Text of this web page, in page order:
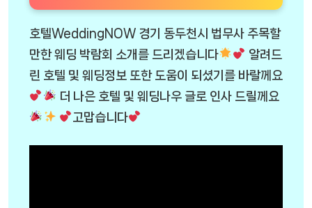
호텔WeddingNOW 경기 동두천시 법무사 주목할
만한 웨딩 박람회 소개를 드리겠습니다
알려드
린 호텔 및 웨딩정보 또한 도움이 되셨기를 바랄께요
더 나은 호텔 및 웨딩나우 글로 인사 드릴께요
고맙습니다